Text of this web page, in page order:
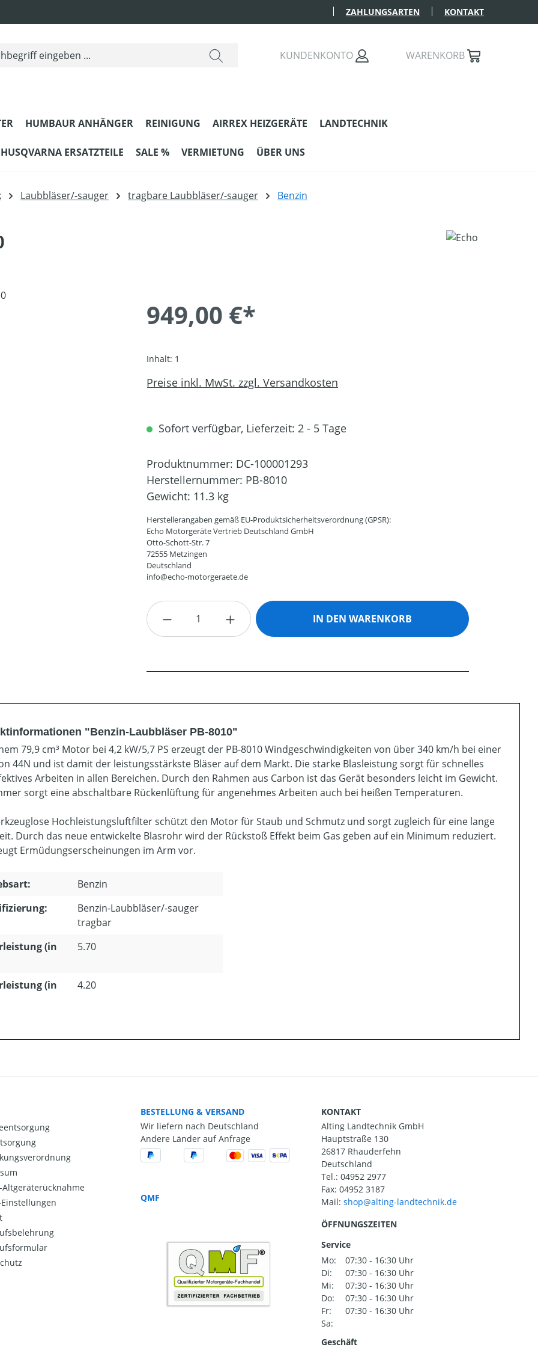
ZAHLUNGSARTEN KONTAKT
KUNDENKONTO WARENKORB
HUMBAUR ANHÄNGER REINIGUNG AIRREX HEIZGERÄTE LANDTECHNIK
HUSQVARNA ERSATZTEILE SALE % VERMIETUNG ÜBER UNS
Laubbläser/-sauger tragbare Laubbläser/-sauger Benzin
949,00 €*
Inhalt: 1
Preise inkl. MwSt. zzgl. Versandkosten
Sofort verfügbar, Lieferzeit: 2 - 5 Tage
Produktnummer: DC-100001293
Herstellernummer: PB-8010
Gewicht: 11.3 kg
Herstellerangaben gemäß EU-Produktsicherheitsverordnung (GPSR):
Echo Motorgeräte Vertrieb Deutschland GmbH
Otto-Schott-Str. 7
72555 Metzingen
Deutschland
info@echo-motorgeraete.de
Produkt Anzahl: Gib den gewünschten Wert ein oder
IN DEN WARENKORB
"Benzin-Laubbläser PB-8010"
79,9 cm³ Motor bei 4,2 kW/5,7 PS erzeugt der PB-8010 Windgeschwindigkeiten von über 340 km/h bei einer
44N und ist damit der leistungsstärkste Bläser auf dem Markt. Die starke Blasleistung sorgt für schnelles
Arbeiten in allen Bereichen. Durch den Rahmen aus Carbon ist das Gerät besonders leicht im Gewicht.
sorgt eine abschaltbare Rückenlüftung für angenehmes Arbeiten auch bei heißen Temperaturen.
Hochleistungsluftfilter schützt den Motor für Staub und Schmutz und sorgt zugleich für eine lange
Durch das neue entwickelte Blasrohr wird der Rückstoß Effekt beim Gas geben auf ein Minimum reduziert.
Ermüdungserscheinungen im Arm vor.
Benzin
Benzin-Laubbläser/-sauger
tragbar
(in
5.70
(in
4.20
Altgeräterücknahme
Einstellungen
BESTELLUNG & VERSAND
Wir liefern nach Deutschland
Andere Länder auf Anfrage
QMF
KONTAKT
Alting Landtechnik GmbH
Hauptstraße 130
26817 Rhauderfehn
Deutschland
Tel.: 04952 2977
Fax: 04952 3187
Mail:
ÖFFNUNGSZEITEN
Service
Mo:
07:30 - 16:30 Uhr
Di:
07:30 - 16:30 Uhr
Mi:
07:30 - 16:30 Uhr
Do:
07:30 - 16:30 Uhr
Fr:
07:30 - 16:30 Uhr
Sa:
Geschäft